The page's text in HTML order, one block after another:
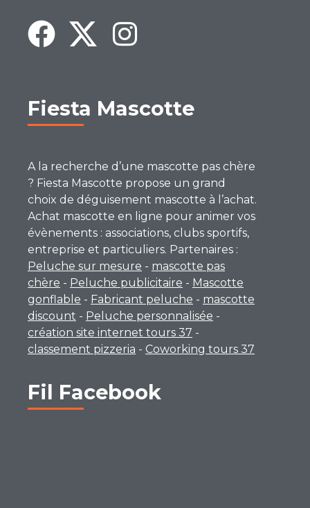
Fiesta Mascotte
A la recherche d’une mascotte pas chère
? Fiesta Mascotte propose un grand
choix de déguisement mascotte à l’achat.
Achat mascotte en ligne pour animer vos
évènements : associations, clubs sportifs,
entreprise et particuliers. Partenaires :
Peluche sur mesure - mascotte pas
chère - Peluche publicitaire - Mascotte
gonflable - Fabricant peluche - mascotte
discount - Peluche personnalisée -
création site internet tours 37 -
classement pizzeria - Coworking tours 37
Fil Facebook